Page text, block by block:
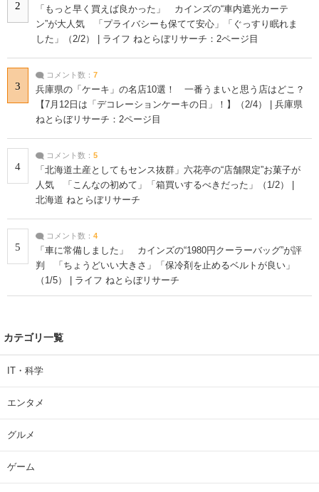
2
「もっと早く買えば良かった」 カインズの“車内遮光カーテ
ン”が大人気 「プライバシーも保てて安心」「ぐっすり眠れま
した」（2/2） | ライフ ねとらぼリサーチ：2ページ目
3
コメント数： 7
兵庫県の「ケーキ」の名店10選！ 一番うまいと思う店はどこ？
【7月12日は「デコレーションケーキの日」！】（2/4） | 兵庫県
ねとらぼリサーチ：2ページ目
4
コメント数： 5
「北海道土産としてもセンス抜群」六花亭の“店舗限定”お菓子が
人気 「こんなの初めて」「箱買いするべきだった」（1/2） |
北海道 ねとらぼリサーチ
5
コメント数： 4
「車に常備しました」 カインズの“1980円クーラーバッグ”が評
判 「ちょうどいい大きさ」「保冷剤を止めるベルトが良い」
（1/5） | ライフ ねとらぼリサーチ
カテゴリ一覧
IT・科学
エンタメ
グルメ
ゲーム